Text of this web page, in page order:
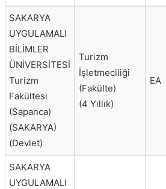
SAKARYA
UYGULAMALI
BİLİMLER
ÜNİVERSİTESİ
Turizm
Fakültesi
(Sapanca)
(SAKARYA)
(Devlet)
Turizm
İşletmeciliği
(Fakülte)
(4 Yıllık)
EA
SAKARYA
UYGULAMALI